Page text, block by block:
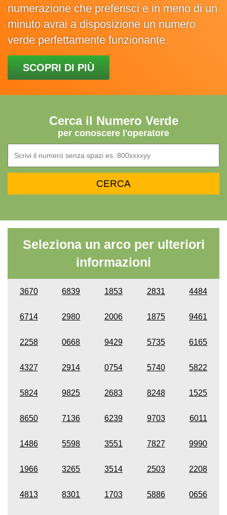
numerazione che preferisci e in meno di un
minuto avrai a disposizione un numero
verde perfettamente funzionante.
SCOPRI DI PIÙ
Cerca il Numero Verde
per conoscere l'operatore
Seleziona un arco per ulteriori
informazioni
3670 6839 1853 2831 4484
6714 2980 2006 1875 9461
2258 0668 9429 5735 6165
4327 2914 0754 5740 5822
5824 9825 2683 8248 1525
8650 7136 6239 9703 6011
1486 5598 3551 7827 9990
1966 3265 3514 2503 2208
4813 8301 1703 5886 0656